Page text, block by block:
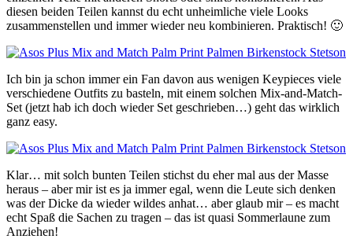
diesen beiden Teilen kannst du echt unheimliche viele Looks
zusammenstellen und immer wieder neu kombinieren. Praktisch! 🙂
Ich bin ja schon immer ein Fan davon aus wenigen Keypieces viele
verschiedene Outfits zu basteln, mit einem solchen Mix-and-Match-
Set (jetzt hab ich doch wieder Set geschrieben…) geht das wirklich
ganz easy.
Klar… mit solch bunten Teilen stichst du eher mal aus der Masse
heraus – aber mir ist es ja immer egal, wenn die Leute sich denken
was der Dicke da wieder wildes anhat… aber glaub mir – es macht
echt Spaß die Sachen zu tragen – das ist quasi Sommerlaune zum
Anziehen!